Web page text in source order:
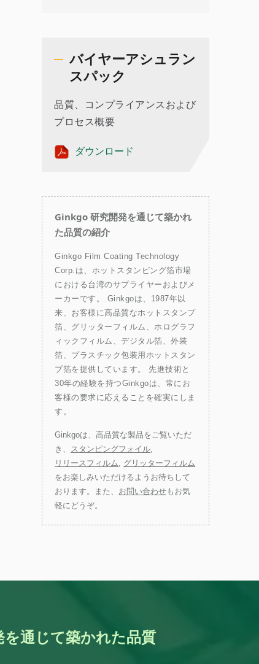
バイヤーアシュラン
スパック
品質、コンプライアンスおよび
プロセス概要
ダウンロード
Ginkgo 研究開発を通じて築かれ
た品質の紹介
Ginkgo Film Coating Technology
Corp.は、ホットスタンピング箔市場
における台湾のサプライヤーおよびメ
ーカーです。 Ginkgoは、1987年以
来、お客様に高品質なホットスタンプ
箔、グリッターフィルム、ホログラフ
ィックフィルム、デジタル箔、外装
箔、プラスチック包装用ホットスタン
プ箔を提供しています。 先進技術と
30年の経験を持つGinkgoは、常にお
客様の要求に応えることを確実にしま
す。
Ginkgoは、高品質な製品をご覧いただ
き、 スタンピングフォイル,
リリースフィルム, グリッターフィルム
をお楽しみいただけるようお待ちして
おります。また、 お問い合わせもお気
軽にどうぞ。
を通じて築かれた品質